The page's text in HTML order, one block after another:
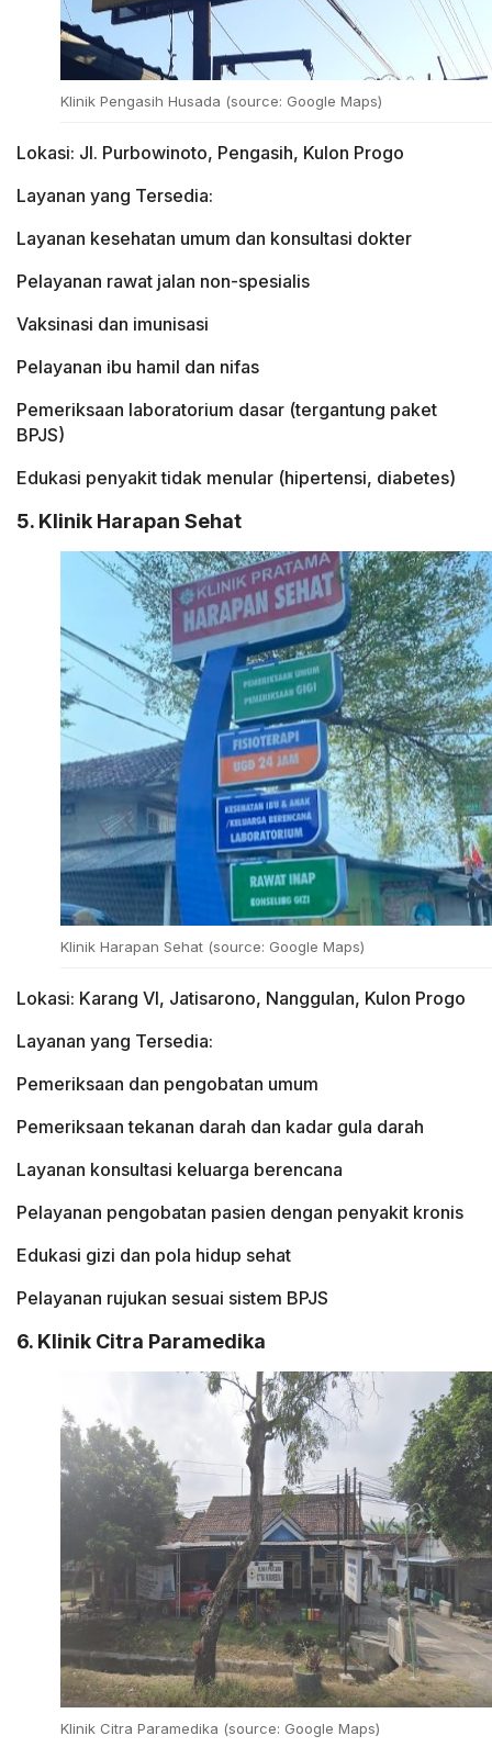
Klinik Pengasih Husada (source: Google Maps)
Lokasi: Jl. Purbowinoto, Pengasih, Kulon Progo
Layanan yang Tersedia:
Layanan kesehatan umum dan konsultasi dokter
Pelayanan rawat jalan non-spesialis
Vaksinasi dan imunisasi
Pelayanan ibu hamil dan nifas
Pemeriksaan laboratorium dasar (tergantung paket
BPJS)
Edukasi penyakit tidak menular (hipertensi, diabetes)
5. Klinik Harapan Sehat
Klinik Harapan Sehat (source: Google Maps)
Lokasi: Karang VI, Jatisarono, Nanggulan, Kulon Progo
Layanan yang Tersedia:
Pemeriksaan dan pengobatan umum
Pemeriksaan tekanan darah dan kadar gula darah
Layanan konsultasi keluarga berencana
Pelayanan pengobatan pasien dengan penyakit kronis
Edukasi gizi dan pola hidup sehat
Pelayanan rujukan sesuai sistem BPJS
6. Klinik Citra Paramedika
Klinik Citra Paramedika (source: Google Maps)